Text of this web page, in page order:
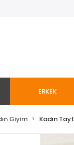
ERKEK
Giyim Kadın Tayt